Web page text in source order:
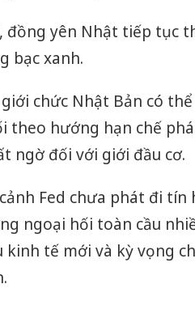
đồng yên Nhật tiếp tục
bạc xanh.
chức Nhật Bản có
theo hướng hạn chế
ngờ đối với giới đầu cơ.
Fed chưa phát đi tín
ngoại hối toàn cầu
tế mới và kỳ vọng